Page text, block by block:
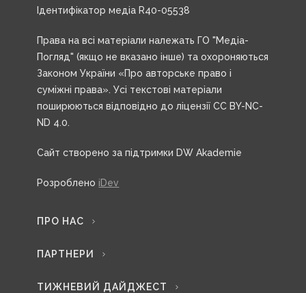
Ідентифікатор медіа R40-05538
Права на всі матеріали належать ГО "Медіа-
Погляд" (якщо не вказано інше) та охороняються
Законом України «Про авторське право і
суміжні права». Усі текстові матеріали
поширюються відповідно до ліцензії CC BY-NC-
ND 4.0.
Сайт створено за підтримки DW Akademie
Розроблено iDev
ПРО НАС
ПАРТНЕРИ
ТИЖНЕВИЙ ДАЙДЖЕСТ